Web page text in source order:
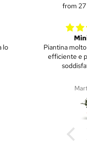
from
Bellissima
battesimo ai
grande giardino.